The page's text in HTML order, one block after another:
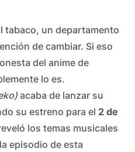
tabaco, un departamento
de cambiar. Si eso
del anime de
lo es.
acaba de lanzar su
su estreno para el 2 de
los temas musicales
episodio de esta